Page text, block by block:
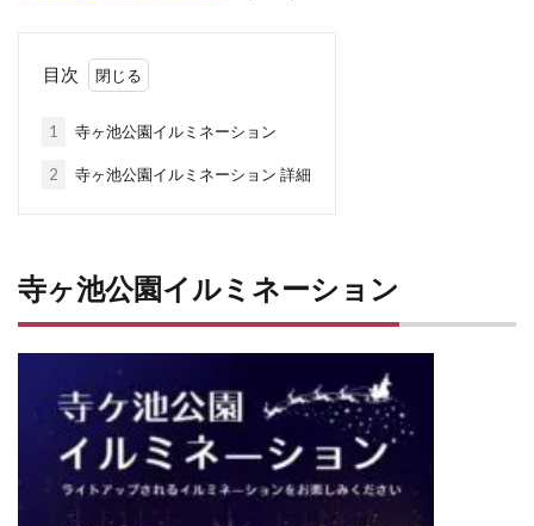
目次
1 寺ヶ池公園イルミネーション
2 寺ヶ池公園イルミネーション 詳細
寺ヶ池公園イルミネーション